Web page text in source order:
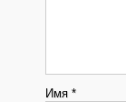
Имя *